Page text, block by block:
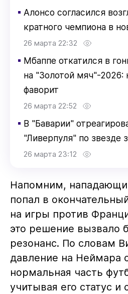
▪ Алонсо согласился
кратного чемпиона в
26 марта 22:32
▪ Мбаппе откатился в
на "Золотой мяч"-2026:
фаворит
26 марта 22:52
▪ В "Баварии"
"Ливерпуля" по звезде
26 марта 23:12
Напомним,
попал в
на игры против
это решение вызвало
резонанс. По словам
давление на Неймара
нормальная часть
учитывая его статус и